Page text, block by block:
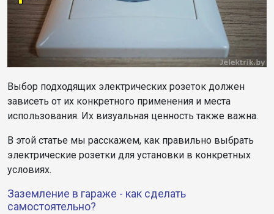
Выбор подходящих электрических розеток должен
зависеть от их конкретного применения и места
использования. Их визуальная ценность также важна.
В этой статье мы расскажем, как правильно выбрать
электрические розетки для установки в конкретных
условиях.
Заземление в гараже - как сделать
самостоятельно?